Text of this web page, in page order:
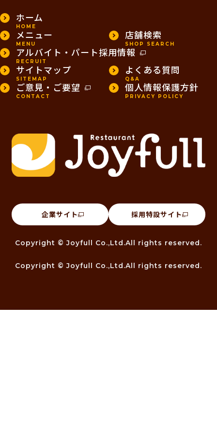
ホーム
HOME
メニュー
MENU
店舗検索
SHOP SEARCH
アルバイト・パート採用情報
RECRUIT
サイトマップ
SITEMAP
よくある質問
Q&A
ご意見・ご要望
CONTACT
個人情報保護方針
PRIVACY POLICY
企業サイト 採用特設サイト
Copyright © Joyfull Co.,Ltd.All rights reserved.
Copyright © Joyfull Co.,Ltd.All rights reserved.